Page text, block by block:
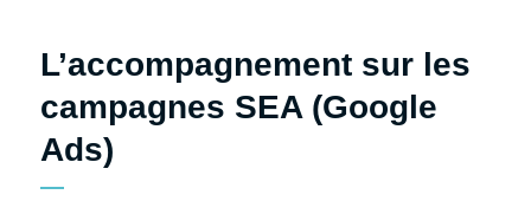
L’accompagnement sur les
campagnes SEA (Google
Ads)